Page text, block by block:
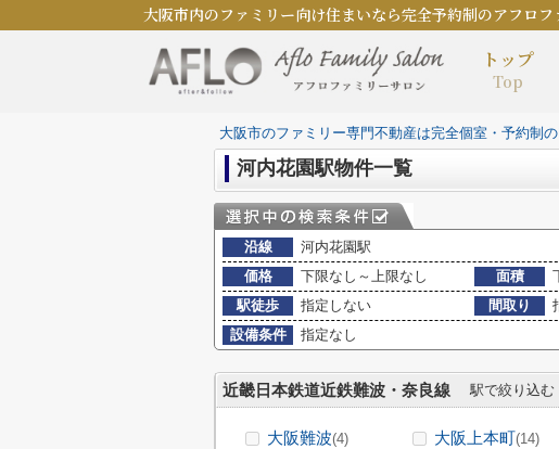
大阪市内のファミリー向け住まいなら完全予約制のアフロ
トップ
Top
大阪市のファミリー専門不動産は完全個室・予約制
河内花園駅物件一覧
沿線
河内花園駅
価格
下限なし～上限なし 面積
駅徒歩
指定しない 間取り
設備条件
指定なし
近畿日本鉄道近鉄難波・奈良線 駅で絞り込む
大阪難波(4) 大阪上本町(14)